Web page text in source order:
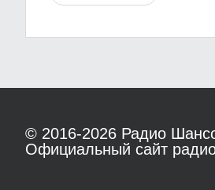
© 2016-2026 Радио
Официальный сайт